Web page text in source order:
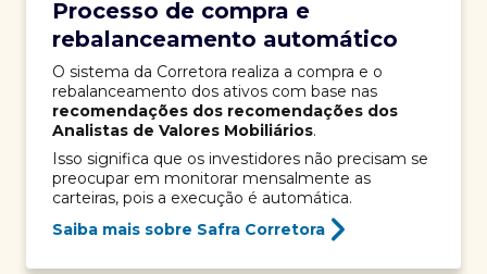
Processo de compra e
rebalanceamento automático
O sistema da Corretora realiza a compra e o
rebalanceamento dos ativos com base nas
recomendações dos recomendações dos
Analistas de Valores Mobiliários.
Isso significa que os investidores não precisam se
preocupar em monitorar mensalmente as
carteiras, pois a execução é automática.
Saiba mais sobre Safra Corretora